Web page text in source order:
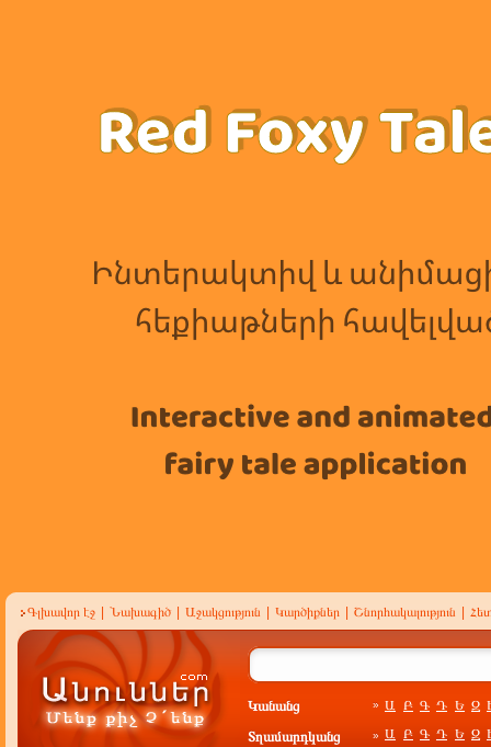
Գլխավոր էջ Նախագիծ Աջակցություն Կարծիքներ Շնորհակալություն
Կանանց » Ա Բ Գ Դ Ե Զ
Տղամարդկանց » Ա Բ Գ Դ Ե Զ